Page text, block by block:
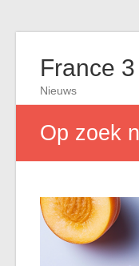
France
Nieuws
Op zoek